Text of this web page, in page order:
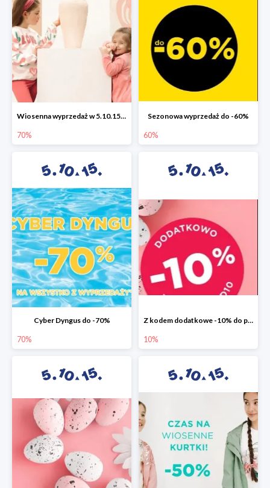
Wiosenna wyprzedaż w 5.10.15 do -70%
70%
Sezonowa wyprzedaż do -60%
60%
Cyber Dyngus do -70%
70%
Z kodem dodatkowe -10% do promocji -50%!
10%